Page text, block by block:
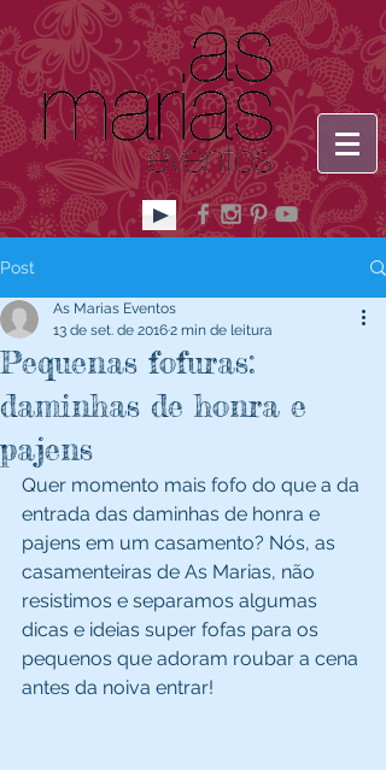
Post
Pequenas fofuras:
daminhas de honra e
pajens
As Marias Eventos
13 de set. de 20162 min de leitura
Quer momento mais fofo do que a da
entrada das daminhas de honra e
pajens em um casamento? Nós, as
casamenteiras de As Marias, não
resistimos e separamos algumas
dicas e ideias super fofas para os
pequenos que adoram roubar a cena
antes da noiva entrar!